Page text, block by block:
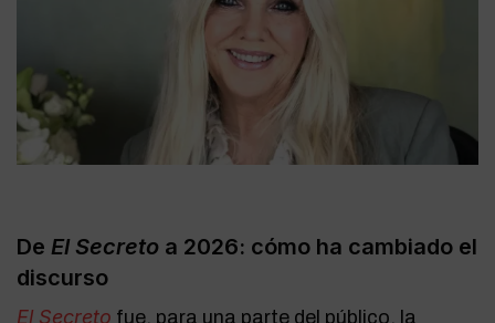
De El Secreto a 2026: cómo ha cambiado el
discurso
El Secreto fue, para una parte del público, la